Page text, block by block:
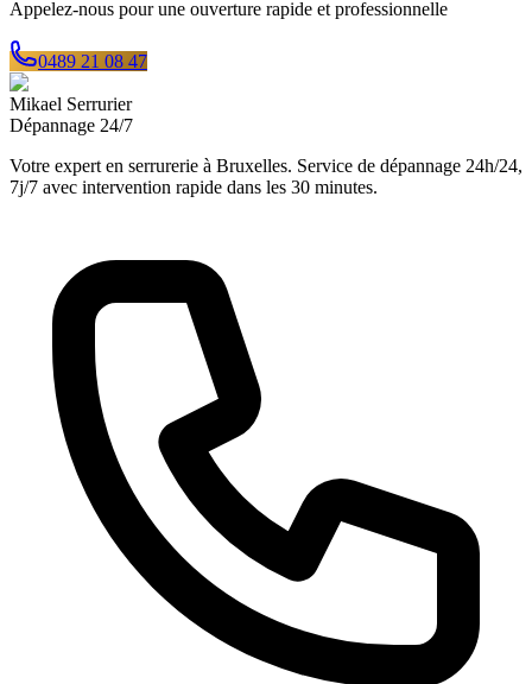
Appelez-nous pour une ouverture rapide et professionnelle
0489 21 08 47
Mikael Serrurier
Dépannage 24/7
Votre expert en serrurerie à Bruxelles. Service de dépannage 24h/24,
7j/7 avec intervention rapide dans les 30 minutes.